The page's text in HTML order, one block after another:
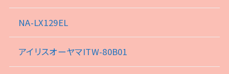
NA-LX129EL
アイリスオーヤマITW-80B01